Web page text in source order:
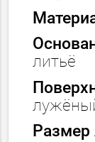
литьё
Размер